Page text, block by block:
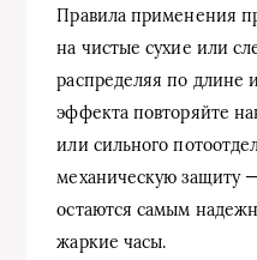
Правила применения
на чистые сухие или
распределяя по длине
эффекта повторяйте
или сильного
механическую защиту
остаются самым
жаркие часы.